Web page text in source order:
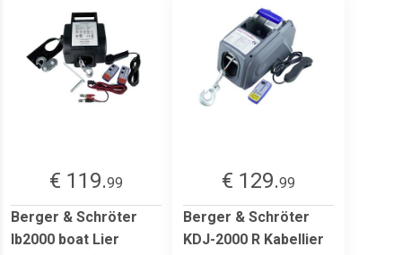
€ 119.99
Berger & Schröter
lb2000 boat Lier
€ 129.99
Berger & Schröter
KDJ-2000 R Kabellier